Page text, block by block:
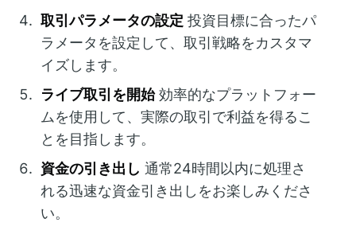
取引パラメータの設定 投資目標に合ったパ
ラメータを設定して、取引戦略をカスタマ
イズします。
ライブ取引を開始効率的なプラットフォー
ムを使用して、実際の取引で利益を得るこ
とを目指します。
資金の引き出し 通常24時間以内に処理さ
れる迅速な資金引き出しをお楽しみくださ
い。